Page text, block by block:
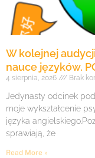
W kolejnej
nauce języków.
4 sierpnia, 2026 Brak
Jedynasty odcinek
moje wykształcenie
języka
sprawiają, że
Read More »